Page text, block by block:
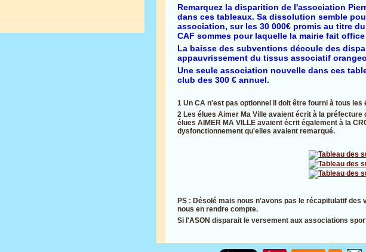
Remarquez la disparition de l'association
dans ces tableaux. Sa dissolution semble
association, sur les 30 000€ promis au titre
CAF sommes pour laquelle la mairie fait
La baisse des subventions découle des
appauvrissement du tissus associatif
Une seule association nouvelle dans ces
club des 300 € annuel.
1 Un CA n'est pas optionnel il doit être fourni à tous
2 Les élues Aimer Ma Ville avaient écrit à la
élues AIMER MA VILLE avaient écrit également à la
dysfonctionnement qu'elles avaient remarqué.
PS : Désolé mais nous n'avons pas le récapitulatif
nous en rendre compte.
Si l'ASON disparait le versement aux associations